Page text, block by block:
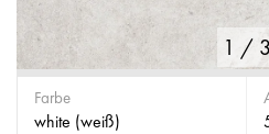
1 / 3
Farbe
white (weiß)